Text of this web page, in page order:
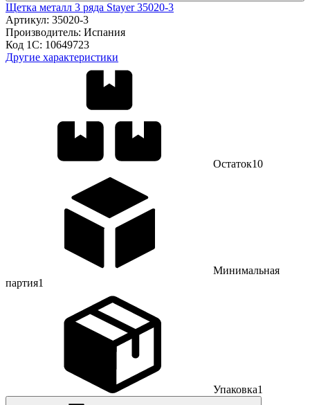
Щетка металл 3 ряда Stayer 35020-3
Артикул: 35020-3
Производитель: Испания
Код 1С: 10649723
Другие характеристики
Остаток10
Минимальная
партия1
Упаковка1